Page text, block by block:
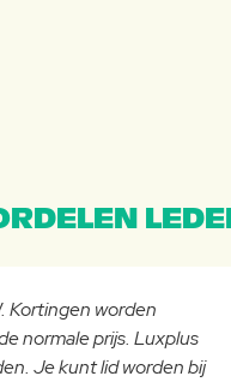
Kortingen worden
normale prijs. Luxplus
Je kunt lid worden bij